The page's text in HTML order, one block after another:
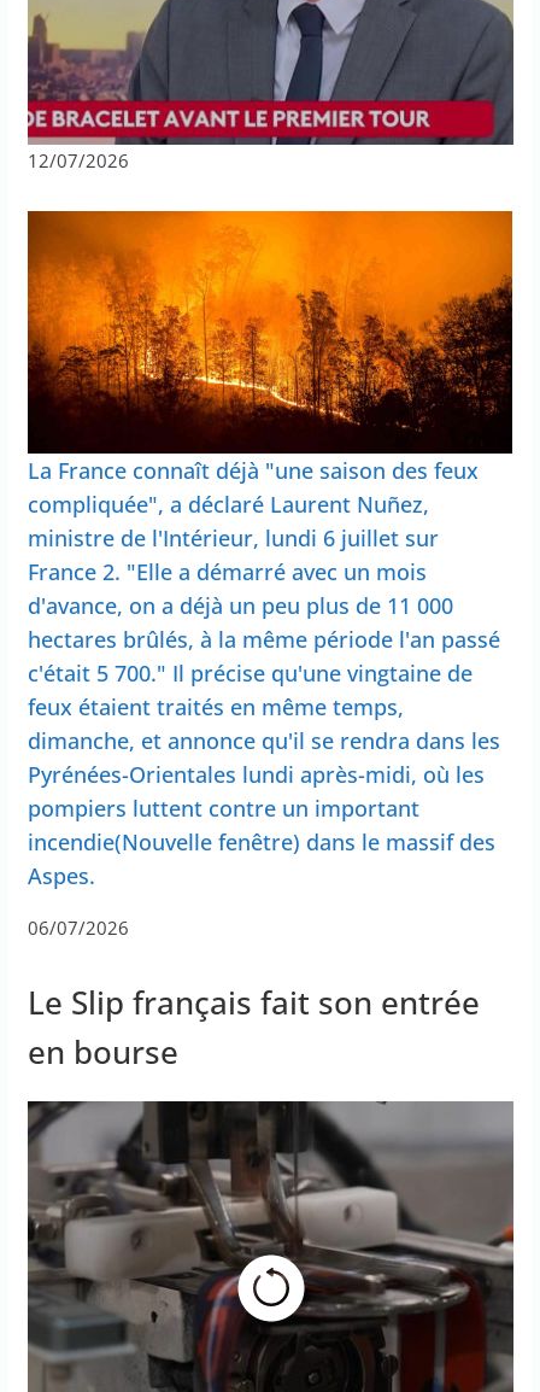
12/07/2026
La France connaît déjà "une saison des feux
compliquée", a déclaré Laurent Nuñez,
ministre de l'Intérieur, lundi 6 juillet sur
France 2. "Elle a démarré avec un mois
d'avance, on a déjà un peu plus de 11 000
hectares brûlés, à la même période l'an passé
c'était 5 700." Il précise qu'une vingtaine de
feux étaient traités en même temps,
dimanche, et annonce qu'il se rendra dans les
Pyrénées-Orientales lundi après-midi, où les
pompiers luttent contre un important
incendie(Nouvelle fenêtre) dans le massif des
Aspes.
06/07/2026
Le Slip français fait son entrée
en bourse